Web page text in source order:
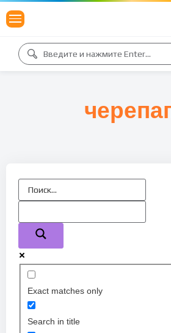
Exact matches only
Search in title